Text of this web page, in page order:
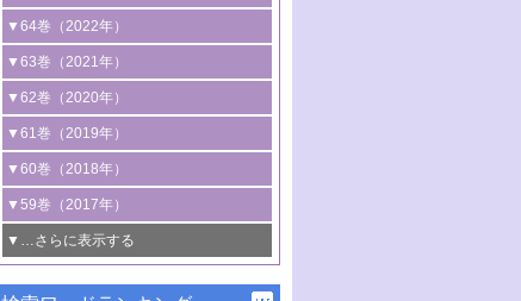
3号 有機分子変換やCO 資源化のための
光触媒に関する最近の研究
B号 第137回触媒討論会（2026年）
2号 水素製造のための水分解技術に関す
る最近の研究
3号 オレフィン系樹脂の精密合成に関す
る最新技術
4号 アルコール類の効率的変換を実現す
る非貴金属触媒の研究動向
5号 ゼオライトの合成と応用における研
究動向
6号 ヘテロ接合界面
B号 第135回触媒討論会（2025年）
2号 規制反応場を活用した固体触媒研究
の新展開
3号 未踏分子変換を目指した酸化触媒プ
ロセスの最前線
4号 シンクロトロン放射光および中性子
線を利用した触媒解析技術の最先端
5号 単原子触媒
6号 参照触媒委員会からのお知らせ
B号 第133回触媒討論会（2023年）
1号 炭素が関わる触媒機能
2号 プラスチックケミカルリサイクルの
ための触媒技術
3号 非酸化物系金属化合物を基盤とした
触媒材料の開発
4号 格子酸素・格子酸素欠陥を利用した
触媒反応
5号 生体触媒によるエネルギー変換反応
6号 窒素とリンの循環のための触媒・機
能性材料
▼64巻（2022年）
1号 合成ガス製造とCOを用いるケミカル
ズ合成の最新動向
2号 化学品合成のための合金触媒開発
3号 CO の排出削減および有効活用のた
めの触媒技術
4号 若手による情報発信企画～とびたて
若き触媒の研究者たち～（1）
▼63巻（2021年）
1号 金触媒の新展開
2号 ペロブスカイト
3号 特殊反応場を利用した触媒的分子変
換反応
4号 多孔質材料を用いた触媒の新展開
5号 情報学的手法を用いた触媒開発
6号 カーボンニュートラルに向けた電解
▼62巻（2020年）
1号 触媒設計を拓く欠陥構造のキャラク
タリゼーション
2号 機能化学品製造に資するクリーンな
触媒的酸化反応
3号 水処理のための触媒化学
4号 光触媒を用いた水分解の最新の研究
▼61巻（2019年）
1号 物質移動制御に着目した触媒プロセ
ス開発
2号 CO2 フリー水素サプライチェーンに
関わる触媒開発動向
3号 精密高分子合成に関する最近の研究
▼60巻（2018年）
1号 固体酸触媒の最新の研究動向
2号 二酸化炭素からの有用化学品合成
3号 ナノ粒子・クラスター触媒の最前線
▼59巻（2017年）
1号 いたるところに，触媒
▼…さらに表示する